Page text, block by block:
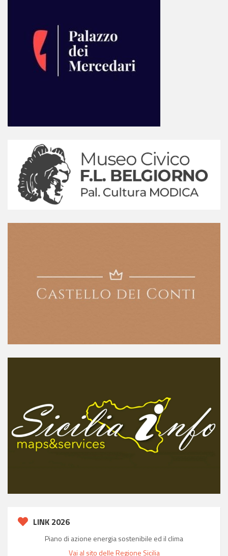
LINK 2026
Piano di azione energia sostenibile ed il clima
Vai al sito delle Regione Sicilia